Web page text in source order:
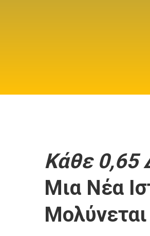
Κάθε 0,65
Μια Νέα